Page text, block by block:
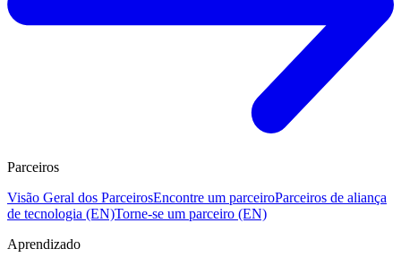
Parceiros
Visão Geral dos ParceirosEncontre um parceiroParceiros de aliança
de tecnologia (EN)Torne-se um parceiro (EN)
Aprendizado